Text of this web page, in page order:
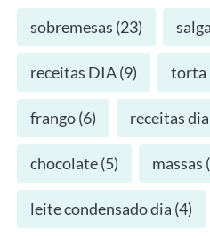
sobremesas (23)
receitas DIA(9) torta
frango(6) receitas dia
chocolate(5) massas (
leite condensado dia (4)